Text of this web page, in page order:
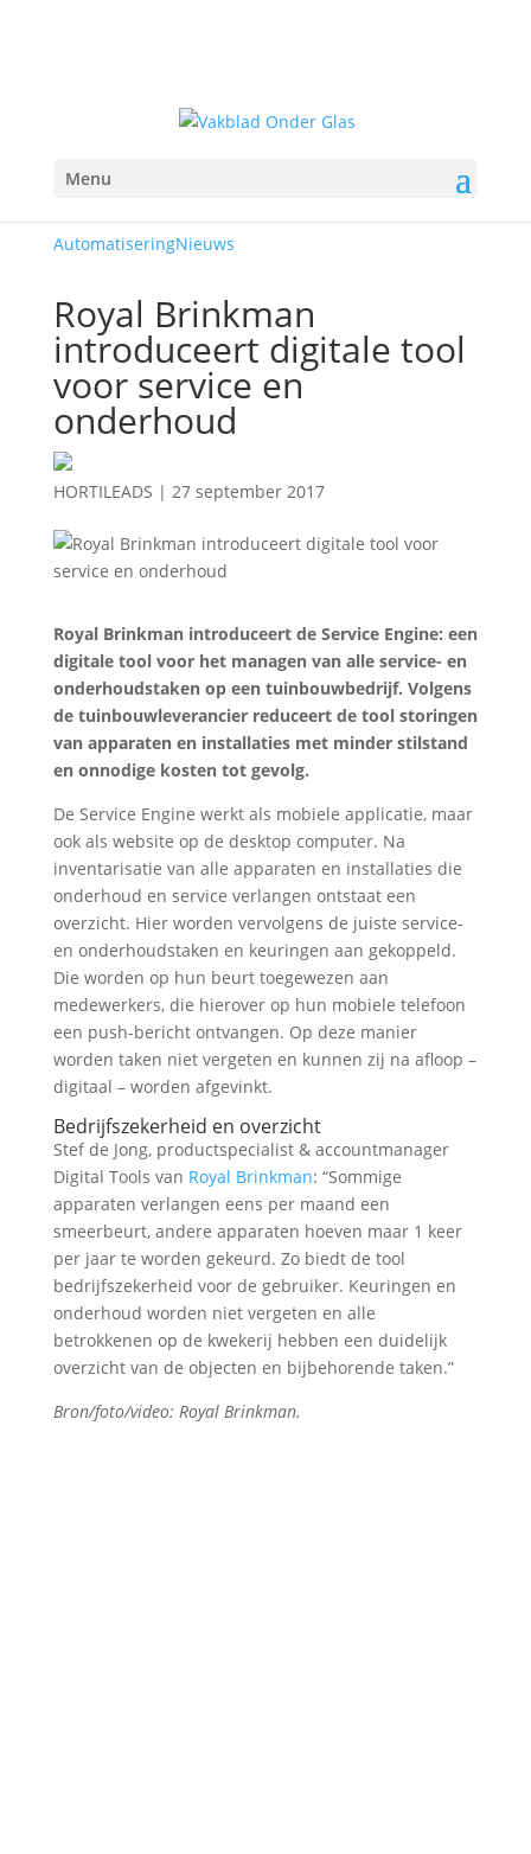
Menu
AutomatiseringNieuws
Royal Brinkman
introduceert digitale tool
voor service en
onderhoud
HORTILEADS | 27 september 2017
Royal Brinkman introduceert de Service Engine: een
digitale tool voor het managen van alle service- en
onderhoudstaken op een tuinbouwbedrijf. Volgens
de tuinbouwleverancier reduceert de tool storingen
van apparaten en installaties met minder stilstand
en onnodige kosten tot gevolg.
De Service Engine werkt als mobiele applicatie, maar
ook als website op de desktop computer. Na
inventarisatie van alle apparaten en installaties die
onderhoud en service verlangen ontstaat een
overzicht. Hier worden vervolgens de juiste service-
en onderhoudstaken en keuringen aan gekoppeld.
Die worden op hun beurt toegewezen aan
medewerkers, die hierover op hun mobiele telefoon
een push-bericht ontvangen. Op deze manier
worden taken niet vergeten en kunnen zij na afloop –
digitaal – worden afgevinkt.
Bedrijfszekerheid en overzicht
Stef de Jong, productspecialist & accountmanager
Digital Tools van Royal Brinkman: “Sommige
apparaten verlangen eens per maand een
smeerbeurt, andere apparaten hoeven maar 1 keer
per jaar te worden gekeurd. Zo biedt de tool
bedrijfszekerheid voor de gebruiker. Keuringen en
onderhoud worden niet vergeten en alle
betrokkenen op de kwekerij hebben een duidelijk
overzicht van de objecten en bijbehorende taken.”
Bron/foto/video: Royal Brinkman.